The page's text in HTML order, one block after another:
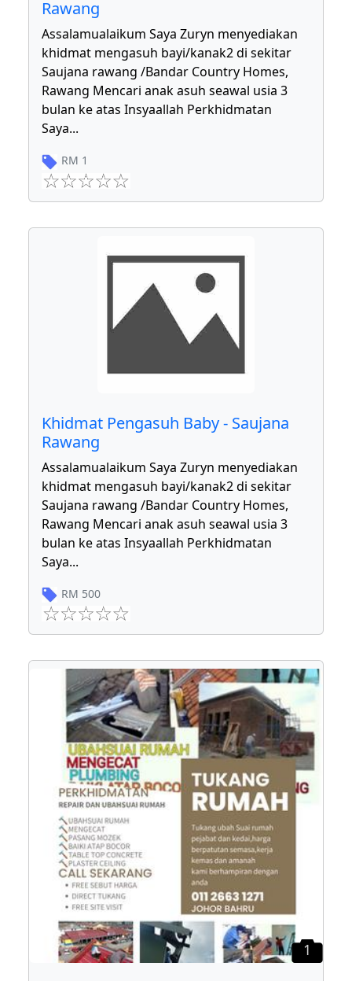
Rawang
Assalamualaikum Saya Zuryn menyediakan
khidmat mengasuh bayi/kanak2 di sekitar
Saujana rawang /Bandar Country Homes,
Rawang Mencari anak asuh seawal usia 3
bulan ke atas Insyaallah Perkhidmatan
Saya...
RM 1
Khidmat Pengasuh Baby - Saujana
Rawang
Assalamualaikum Saya Zuryn menyediakan
khidmat mengasuh bayi/kanak2 di sekitar
Saujana rawang /Bandar Country Homes,
Rawang Mencari anak asuh seawal usia 3
bulan ke atas Insyaallah Perkhidmatan
Saya...
RM 500
1